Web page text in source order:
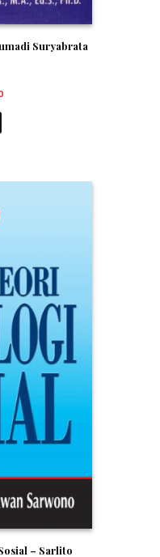
Suryabrata
– Sarlito